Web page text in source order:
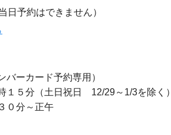
予約はできません）
ーカード予約専用）
５分（土日祝日 12/29～1/3を除く）
分～正午